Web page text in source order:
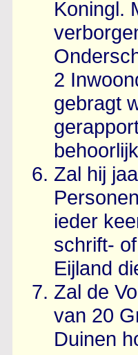
Koningl.
2
gebragt
Zal hij
ieder
schrift-
Eijland
Zal de
van 20
Duinen